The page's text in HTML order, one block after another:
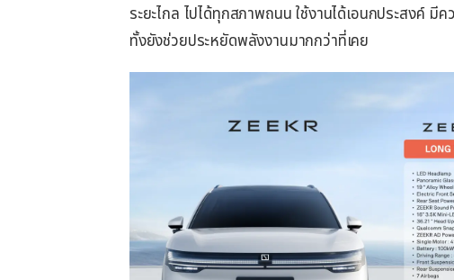
ระยะไกล ไปได้ทุกสภาพถนน ใช้งานได้เอนกประสงค์
ทั้งยังช่วยประหยัดพลังงานมากกว่าที่เคย